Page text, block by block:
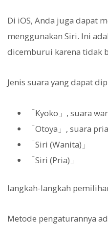
Di iOS, Anda juga dapat
menggunakan Siri. Ini
dicemburui karena tidak
Jenis suara yang dapat
「Kyoko」, suara
「Otoya」, suara
「Siri (Wanita)」
「Siri (Pria)」
langkah-langkah
Metode pengaturannya